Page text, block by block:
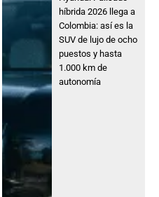
híbrida 2026 llega a
Colombia: así es la
SUV de lujo de ocho
puestos y hasta
1.000 km de
autonomía